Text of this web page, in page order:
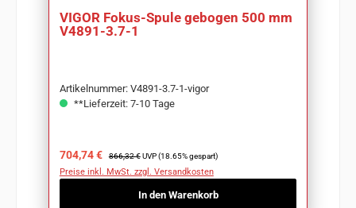
VIGOR Fokus-Spule gebogen 500 mm
V4891-3.7-1
Artikelnummer: V4891-3.7-1-vigor
**Lieferzeit: 7-10 Tage
Verkaufspreis:
704,74 € Regulärer Preis:
866,32 € UVP (18.65% gespart)
Preise inkl. MwSt. zzgl. Versandkosten
In den Warenkorb